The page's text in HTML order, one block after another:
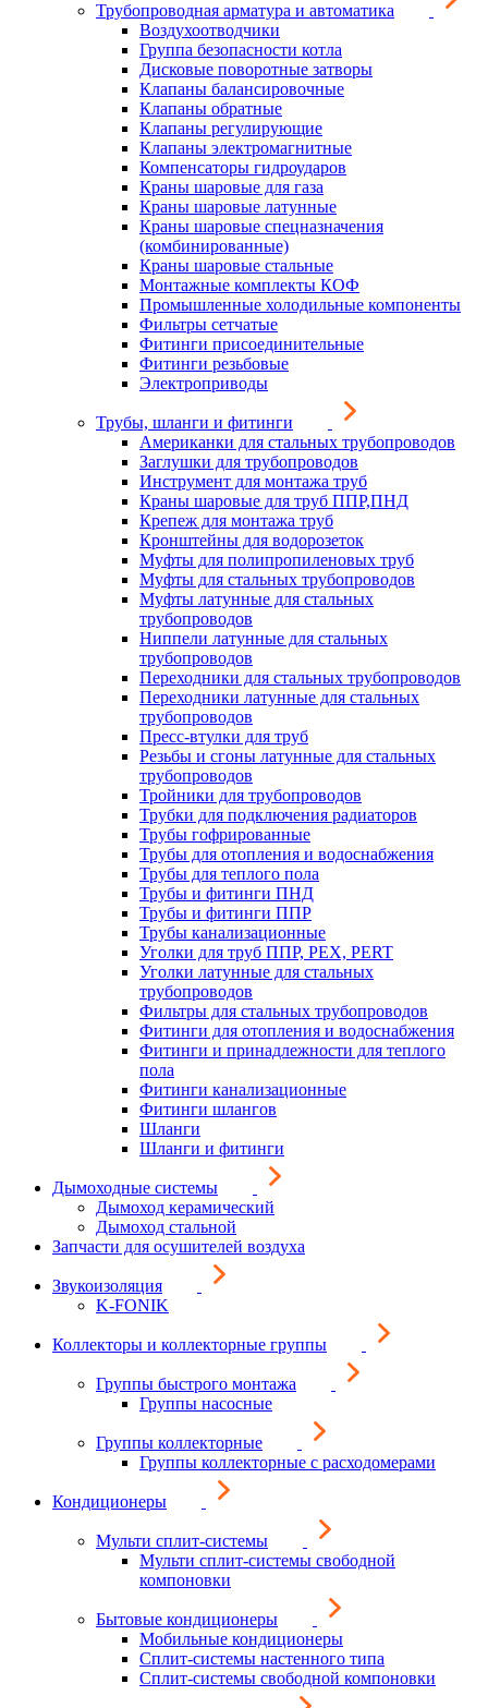
Трубопроводная арматура и автоматика
Воздухоотводчики
Группа безопасности котла
Дисковые поворотные затворы
Клапаны балансировочные
Клапаны обратные
Клапаны регулирующие
Клапаны электромагнитные
Компенсаторы гидроударов
Краны шаровые для газа
Краны шаровые латунные
Краны шаровые спецназначения
(комбинированные)
Краны шаровые стальные
Монтажные комплекты КОФ
Промышленные холодильные компоненты
Фильтры сетчатые
Фитинги присоединительные
Фитинги резьбовые
Электроприводы
Трубы, шланги и фитинги
Американки для стальных трубопроводов
Заглушки для трубопроводов
Инструмент для монтажа труб
Краны шаровые для труб ППР,ПНД
Крепеж для монтажа труб
Кронштейны для водорозеток
Муфты для полипропиленовых труб
Муфты для стальных трубопроводов
Муфты латунные для стальных
трубопроводов
Ниппели латунные для стальных
трубопроводов
Переходники для стальных трубопроводов
Переходники латунные для стальных
трубопроводов
Пресс-втулки для труб
Резьбы и сгоны латунные для стальных
трубопроводов
Тройники для трубопроводов
Трубки для подключения радиаторов
Трубы гофрированные
Трубы для отопления и водоснабжения
Трубы для теплого пола
Трубы и фитинги ПНД
Трубы и фитинги ППР
Трубы канализационные
Уголки для труб ППР, PEX, PERT
Уголки латунные для стальных
трубопроводов
Фильтры для стальных трубопроводов
Фитинги для отопления и водоснабжения
Фитинги и принадлежности для теплого
пола
Фитинги канализационные
Фитинги шлангов
Шланги
Шланги и фитинги
Дымоходные системы
Дымоход керамический
Дымоход стальной
Запчасти для осушителей воздуха
Звукоизоляция
K-FONIK
Коллекторы и коллекторные группы
Группы быстрого монтажа
Группы насосные
Группы коллекторные
Группы коллекторные с расходомерами
Кондиционеры
Мульти сплит-системы
Мульти сплит-системы свободной
компоновки
Бытовые кондиционеры
Мобильные кондиционеры
Сплит-системы настенного типа
Сплит-системы свободной компоновки